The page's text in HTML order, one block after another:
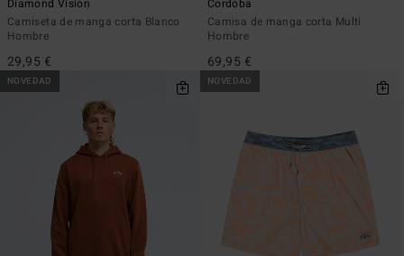
Diamond Vision
Camiseta de manga corta Blanco
Hombre
29,95 €
Cordoba
Camisa de manga corta Multi
Hombre
69,95 €
NOVEDAD NOVEDAD